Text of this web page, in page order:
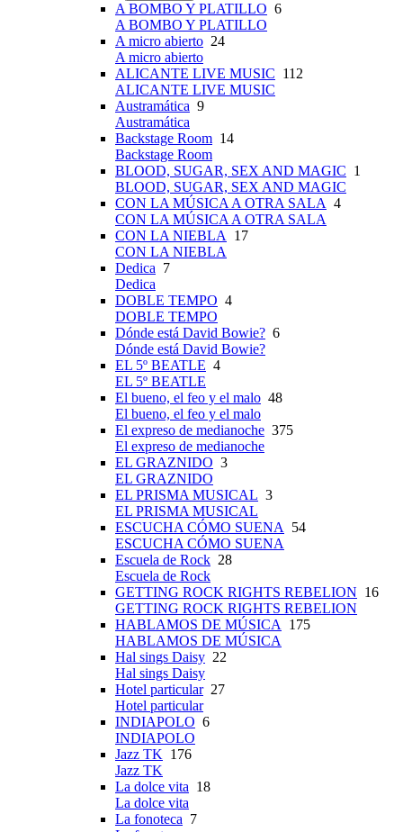
A BOMBO Y PLATILLO 6
A BOMBO Y PLATILLO
A micro abierto 24
A micro abierto
ALICANTE LIVE MUSIC 112
ALICANTE LIVE MUSIC
Austramática 9
Austramática
Backstage Room 14
Backstage Room
BLOOD, SUGAR, SEX AND MAGIC 1
BLOOD, SUGAR, SEX AND MAGIC
CON LA MÚSICA A OTRA SALA 4
CON LA MÚSICA A OTRA SALA
CON LA NIEBLA 17
CON LA NIEBLA
Dedica 7
Dedica
DOBLE TEMPO 4
DOBLE TEMPO
Dónde está David Bowie? 6
Dónde está David Bowie?
EL 5º BEATLE 4
EL 5º BEATLE
El bueno, el feo y el malo 48
El bueno, el feo y el malo
El expreso de medianoche 375
El expreso de medianoche
EL GRAZNIDO 3
EL GRAZNIDO
EL PRISMA MUSICAL 3
EL PRISMA MUSICAL
ESCUCHA CÓMO SUENA 54
ESCUCHA CÓMO SUENA
Escuela de Rock 28
Escuela de Rock
GETTING ROCK RIGHTS REBELION 16
GETTING ROCK RIGHTS REBELION
HABLAMOS DE MÚSICA 175
HABLAMOS DE MÚSICA
Hal sings Daisy 22
Hal sings Daisy
Hotel particular27
Hotel particular
INDIAPOLO 6
INDIAPOLO
Jazz TK 176
Jazz TK
La dolce vita 18
La dolce vita
La fonoteca 7